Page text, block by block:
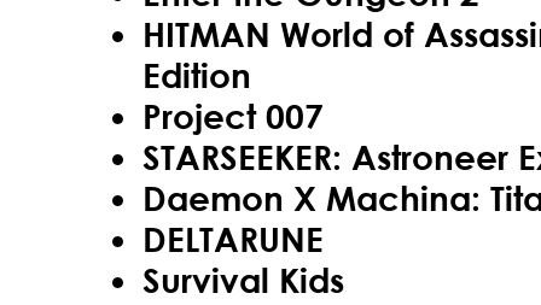
HITMAN World of
Edition
Project 007
STARSEEKER: Astroneer
Daemon X Machina:
DELTARUNE
Survival Kids